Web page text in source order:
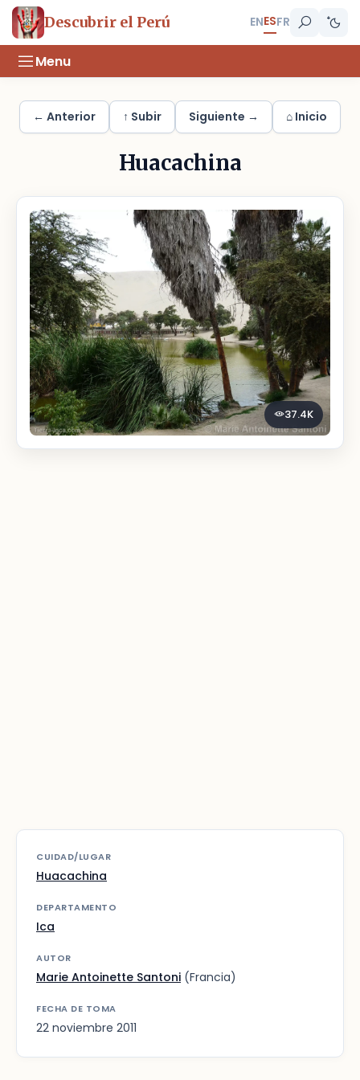
Descubrir el Perú ENESFR
Menu
← Anterior ↑ Subir Siguiente → ⌂ Inicio
Huacachina
37.4K
CUIDAD/LUGAR
Huacachina
DEPARTAMENTO
Ica
AUTOR
Marie Antoinette Santoni (Francia)
FECHA DE TOMA
22 noviembre 2011